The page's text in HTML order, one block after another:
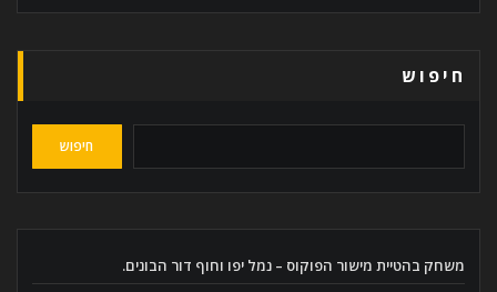
חיפוש
חיפוש
משחק בהטיית מישור הפוקוס – נמל יפו וחוף דור הבונים.